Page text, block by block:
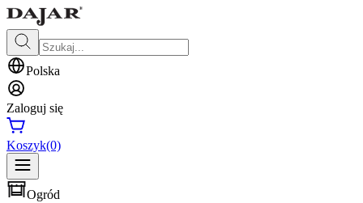
Polska
Zaloguj się
Koszyk(0)
Ogród